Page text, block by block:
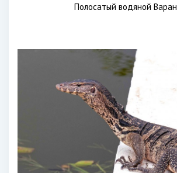
Полосатый водяной Варан